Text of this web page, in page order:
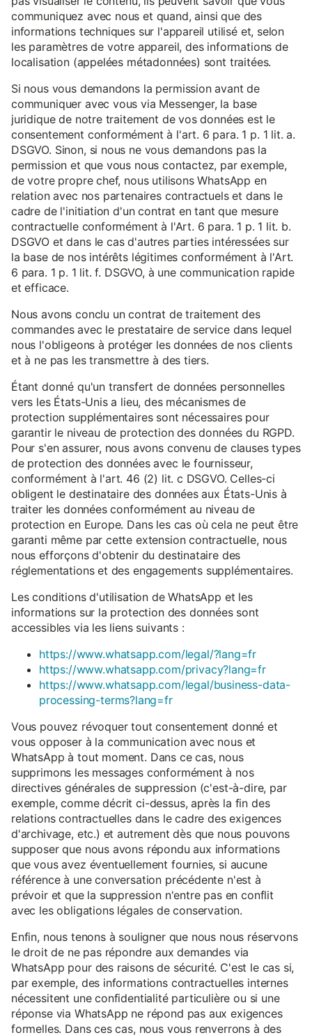
communiquez avec nous et quand, ainsi que des
informations techniques sur l'appareil utilisé et, selon
les paramètres de votre appareil, des informations de
localisation (appelées métadonnées) sont traitées.
Si nous vous demandons la permission avant de
communiquer avec vous via Messenger, la base
juridique de notre traitement de vos données est le
consentement conformément à l'art. 6 para. 1 p. 1 lit. a.
DSGVO. Sinon, si nous ne vous demandons pas la
permission et que vous nous contactez, par exemple,
de votre propre chef, nous utilisons WhatsApp en
relation avec nos partenaires contractuels et dans le
cadre de l'initiation d'un contrat en tant que mesure
contractuelle conformément à l'Art. 6 para. 1 p. 1 lit. b.
DSGVO et dans le cas d'autres parties intéressées sur
la base de nos intérêts légitimes conformément à l'Art.
6 para. 1 p. 1 lit. f. DSGVO, à une communication rapide
et efficace.
Nous avons conclu un contrat de traitement des
commandes avec le prestataire de service dans lequel
nous l'obligeons à protéger les données de nos clients
et à ne pas les transmettre à des tiers.
Étant donné qu'un transfert de données personnelles
vers les États-Unis a lieu, des mécanismes de
protection supplémentaires sont nécessaires pour
garantir le niveau de protection des données du RGPD.
Pour s'en assurer, nous avons convenu de clauses types
de protection des données avec le fournisseur,
conformément à l'art. 46 (2) lit. c DSGVO. Celles-ci
obligent le destinataire des données aux États-Unis à
traiter les données conformément au niveau de
protection en Europe. Dans les cas où cela ne peut être
garanti même par cette extension contractuelle, nous
nous efforçons d'obtenir du destinataire des
réglementations et des engagements supplémentaires.
Les conditions d'utilisation de WhatsApp et les
informations sur la protection des données sont
accessibles via les liens suivants :
https://www.whatsapp.com/legal/?lang=fr
https://www.whatsapp.com/privacy?lang=fr
https://www.whatsapp.com/legal/business-data-
processing-terms?lang=fr
Vous pouvez révoquer tout consentement donné et
vous opposer à la communication avec nous et
WhatsApp à tout moment. Dans ce cas, nous
supprimons les messages conformément à nos
directives générales de suppression (c'est-à-dire, par
exemple, comme décrit ci-dessus, après la fin des
relations contractuelles dans le cadre des exigences
d'archivage, etc.) et autrement dès que nous pouvons
supposer que nous avons répondu aux informations
que vous avez éventuellement fournies, si aucune
référence à une conversation précédente n'est à
prévoir et que la suppression n'entre pas en conflit
avec les obligations légales de conservation.
Enfin, nous tenons à souligner que nous nous réservons
le droit de ne pas répondre aux demandes via
WhatsApp pour des raisons de sécurité. C'est le cas si,
par exemple, des informations contractuelles internes
nécessitent une confidentialité particulière ou si une
réponse via WhatsApp ne répond pas aux exigences
formelles. Dans ces cas, nous vous renverrons à des